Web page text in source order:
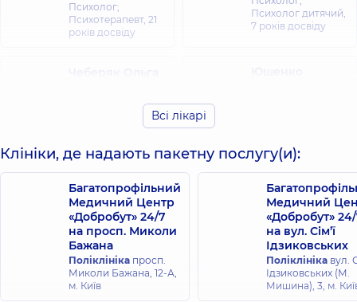
Психолог;
Психотерапевт, 21
років досвіду
Психолог дитячий,
7 років досвіду
Психолог дитячий,
Шуляк Альона
Олександрівна
Психолог,
8 років
досвіду
Єльчик Аліна
Володимирівна
Психолог,
5 років
досвіду
Будьонний
Павло
Лютфалієва
Анна
Олексіївна
Всі лікарі
Клініки, де надають пакетну послугу(и):
Багатопрофільний
Медичний Центр
«Добробут» 24/7
на просп. Миколи
Бажана
Поліклініка просп.
Миколи Бажана, 12-А,
м. Київ
Медичний
«Добробут»
на вул. Сім’ї
Ідзиковських
Поліклініка вул.
Ідзиковських (М.
Мишина), 3, м.